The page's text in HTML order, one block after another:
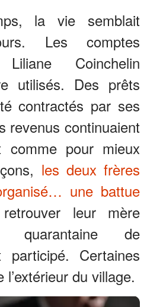
la vie semblait
Les comptes
Coinchelin
utilisés. Des prêts
contractés par ses
revenus continuaient
comme pour mieux
les deux frères
une battue
leur mère
quarantaine de
Certaines
du village.